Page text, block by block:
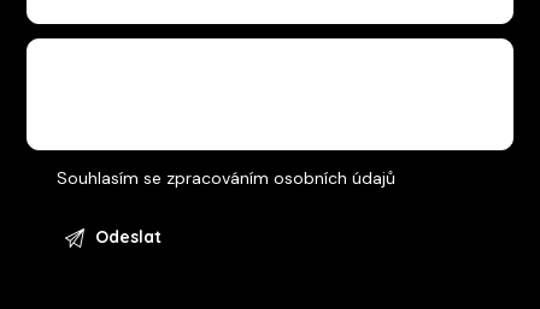
Souhlasím se zpracováním osobních údajů